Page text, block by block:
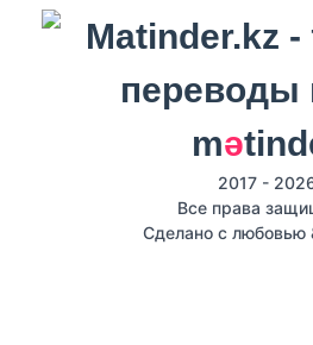
mә
2017 -
Все права
Сделано с любовью